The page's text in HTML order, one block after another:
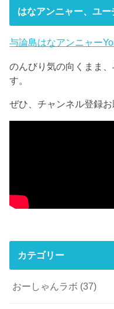
はなアンニャー、ユー
与論島はなアンニャー
のんびり気の向くまま
す。
ぜひ、チャンネル登録お
カテゴリー
おーしゃんラボ (37)